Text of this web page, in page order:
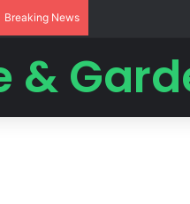
Breaking News
&